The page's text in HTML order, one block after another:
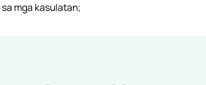
mga kasulatan;